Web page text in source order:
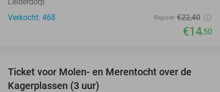
Verkocht: 468
Regulier €22,40
€14,50
24%
Ticket voor Molen- en Merentocht over de
Kagerplassen (3 uur)